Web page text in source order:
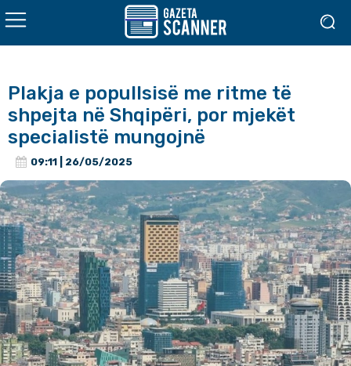
Plakja e popullsisë me ritme të
shpejta në Shqipëri, por mjekët
specialistë mungojnë
09:11 | 26/05/2025